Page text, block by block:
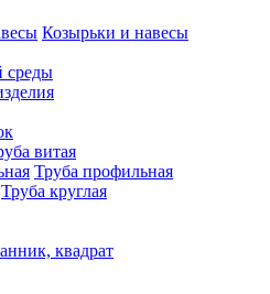
Козырьки и навесы
среды
витая
Труба профильная
Труба круглая
квадрат